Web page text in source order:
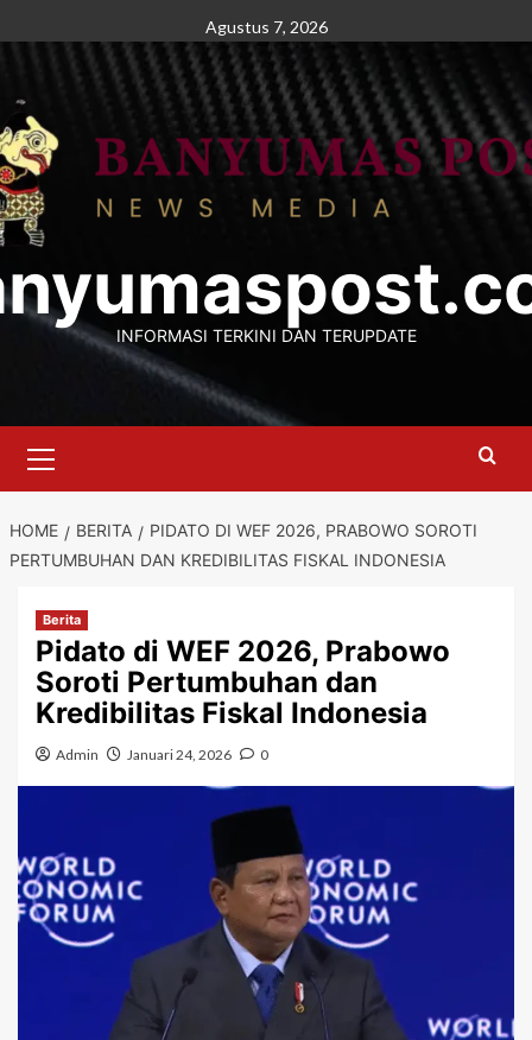
to
Agustus 7, 2026
INFORMASI TERKINI DAN TERUPDATE
Menu
HOME BERITA
PIDATO DI WEF 2026, PRABOWO SOROTI
PERTUMBUHAN DAN KREDIBILITAS FISKAL INDONESIA
Berita
Pidato di WEF 2026, Prabowo
Soroti Pertumbuhan dan
Kredibilitas Fiskal Indonesia
Admin Januari 24, 2026 0